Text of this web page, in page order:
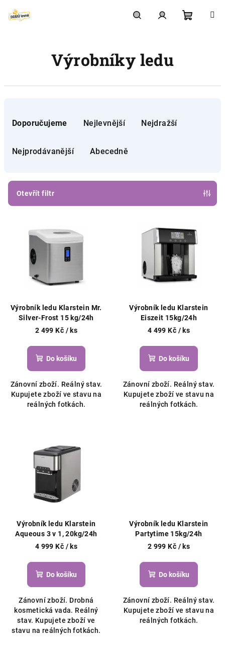
Výrobníky ledu
r
Doporučujeme Nejlevnější Nejdražší
Nejprodávanější Abecedně
Otevřít filtr
ů
Výrobník ledu Klarstein Mr.
Silver-Frost 15 kg/24h
2 499 Kč / ks
Do košíku
Zánovní zboží. Reálný stav.
Kupujete zboží ve stavu na
reálných fotkách.
Výrobník ledu Klarstein
Eiszeit 15kg/24h
4 499 Kč / ks
Do košíku
Zánovní zboží. Reálný stav.
Kupujete zboží ve stavu na
reálných fotkách.
Výrobník ledu Klarstein
Aqueous 3 v 1, 20kg/24h
4 999 Kč / ks
Do košíku
Zánovní zboží. Drobná
kosmetická vada. Reálný
stav. Kupujete zboží ve
stavu na reálných fotkách.
Výrobník ledu Klarstein
Partytime 15kg/24h
2 999 Kč / ks
Do košíku
Zánovní zboží. Reálný stav.
Kupujete zboží ve stavu na
reálných fotkách.